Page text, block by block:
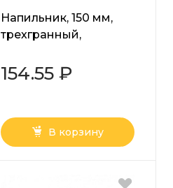
Напильник, 150 мм,
трехгранный,
рукоятка, №2 Сибртех
154.55 ₽
В корзину